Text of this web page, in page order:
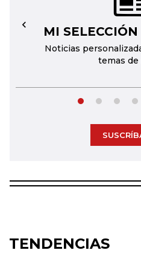
MI
Noticias
temas
←
TENDENCIAS